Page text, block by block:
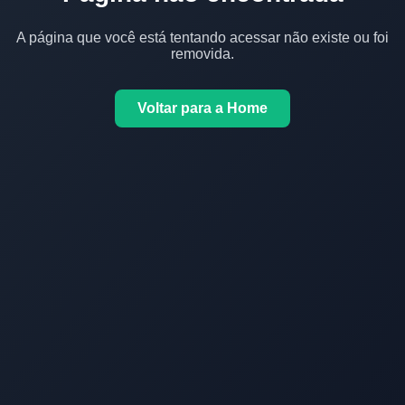
A página que você está tentando acessar não existe ou foi
removida.
Voltar para a Home